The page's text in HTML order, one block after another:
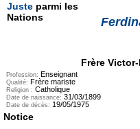
Juste parmi les
Nations
Frère
Profession: Enseignant
Qualité: Frère mariste
Religion : Catholique
Date de naissance: 31/03/1899
Date de décès: 19/05/1975
Notice